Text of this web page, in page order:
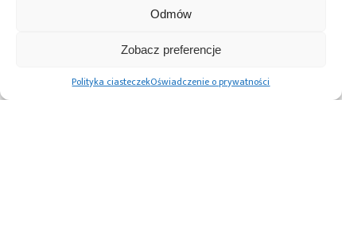
Odmów
Zobacz preferencje
Polityka ciasteczekOświadczenie o prywatności
ciągłości dostaw
Digi-Key
wprowadza do
oferty sprzęt
testowy
ponad 1,1 mln
nowych części
współpracę z 455